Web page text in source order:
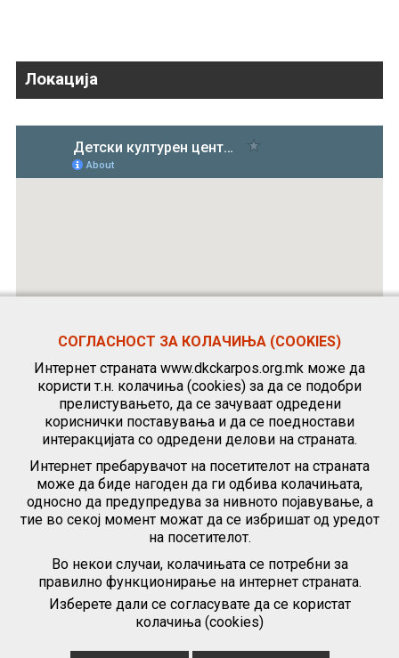
Локација
СОГЛАСНОСТ ЗА КОЛАЧИЊА (COOKIES)
Интернет страната www.dkckarpos.org.mk може да
користи т.н. колачиња (cookies) за да се подобри
прелистувањето, да се зачуваат одредени
кориснички поставувања и да се поедностави
интеракцијата со одредени делови на страната.
Интернет пребарувачот на посетителот на страната
може да биде нагоден да ги одбива колачињата,
односно да предупредува за нивното појавување, а
тие во секој момент можат да се избришат од уредот
на посетителот.
Во некои случаи, колачињата се потребни за
правилно функционирање на интернет страната.
Изберете дали се согласувате да се користат
колачиња (cookies)